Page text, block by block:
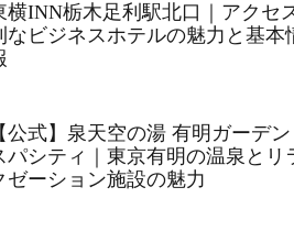
横INN栃木足利駅北口｜アクセ
なビジネスホテルの魅力と基本
【公式】泉天空の湯 有明ガーデン
パシティ｜東京有明の温泉とリ
ゼーション施設の魅力